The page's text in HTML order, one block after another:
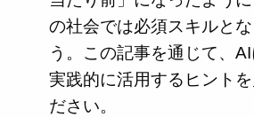
の社会では必須スキルとな
う。この記事を通じて、AI
実践的に活用するヒントを
ださい。